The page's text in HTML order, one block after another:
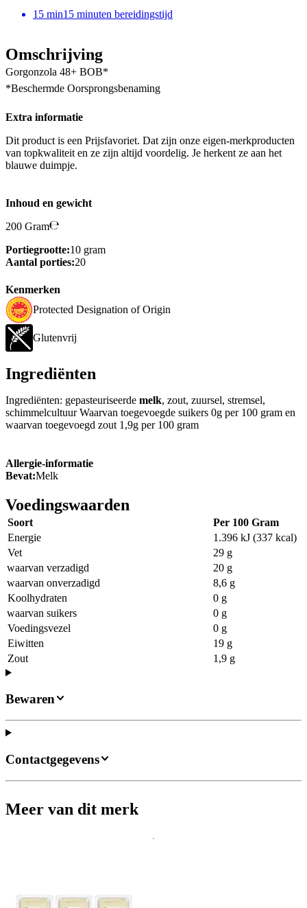
15 min15 minuten bereidingstijd
Omschrijving
Gorgonzola 48+ BOB*
*Beschermde Oorsprongsbenaming
Extra informatie
Dit product is een Prijsfavoriet. Dat zijn onze eigen-merkproducten
van topkwaliteit en ze zijn altijd voordelig. Je herkent ze aan het
blauwe duimpje.
Inhoud en gewicht
200 Gram
Portiegrootte:10 gram
Aantal porties:20
Kenmerken
Protected Designation of Origin
Glutenvrij
Ingrediënten
Ingrediënten: gepasteuriseerde melk, zout, zuursel, stremsel,
schimmelcultuur Waarvan toegevoegde suikers 0g per 100 gram en
waarvan toegevoegd zout 1,9g per 100 gram
Allergie-informatie
Bevat:Melk
Voedingswaarden
Soort
Per 100 Gram
Energie
1.396 kJ (337 kcal)
Vet
29 g
waarvan verzadigd
20 g
waarvan onverzadigd
8,6 g
Koolhydraten
0 g
waarvan suikers
0 g
Voedingsvezel
0 g
Eiwitten
19 g
Zout
1,9 g
Bewaren
Contactgegevens
Meer van dit merk